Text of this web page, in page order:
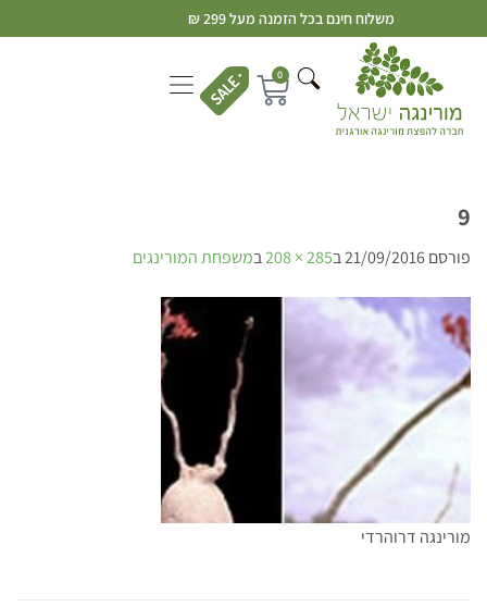
משלוח חינם בכל הזמנה מעל 299 ₪
0
9
פורסם21/09/2016ב285 × 208 במשפחת המורינגים
מורינגה דרוהרדי